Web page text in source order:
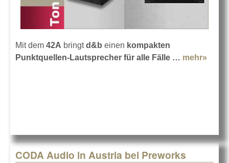
Mit dem 42A bringtd&b einen kompakten
Punktquellen-Lautsprecher für alle Fälle … mehr»
CODA Audio in Austria bei Preworks